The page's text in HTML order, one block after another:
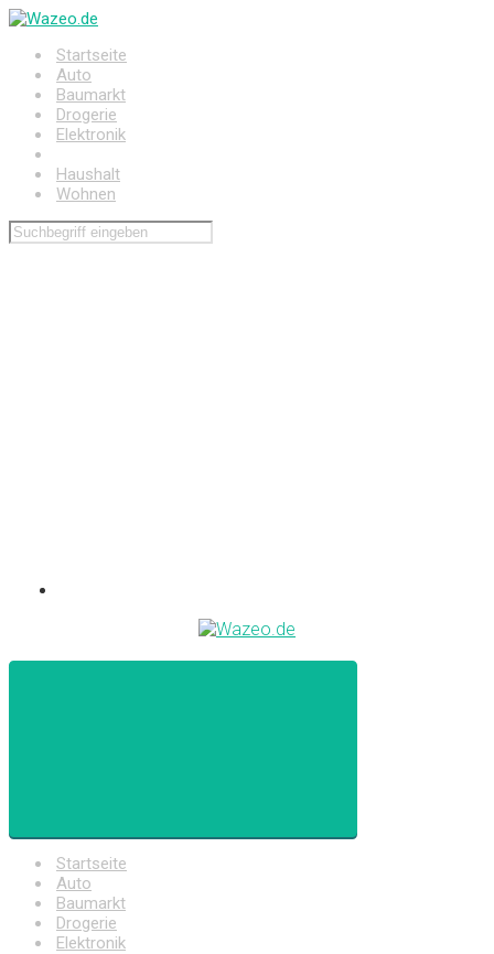
Zum
springenStartseite
Auto
Baumarkt
Drogerie
Elektronik
Haushalt
Wohnen
Startseite
Auto
Baumarkt
Drogerie
Elektronik